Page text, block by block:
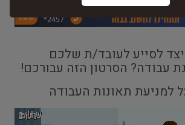
לסייע לעובד/ת שלכם
עבודה? הסרטון הזה עבורכם!
למניעת תאונות העבודה